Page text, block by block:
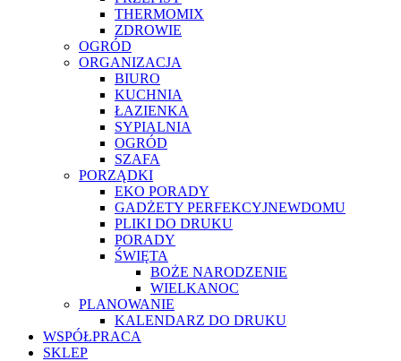
THERMOMIX
ZDROWIE
OGRÓD
ORGANIZACJA
BIURO
KUCHNIA
ŁAZIENKA
SYPIALNIA
OGRÓD
SZAFA
PORZĄDKI
EKO PORADY
GADŻETY PERFEKCYJNEWDOMU
PLIKI DO DRUKU
PORADY
ŚWIĘTA
BOŻE NARODZENIE
WIELKANOC
PLANOWANIE
KALENDARZ DO DRUKU
WSPÓŁPRACA
SKLEP